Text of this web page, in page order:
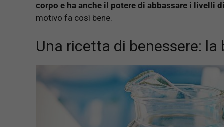
corpo e ha anche il potere di abbassare i livelli
motivo fa così bene.
Una ricetta di benessere: